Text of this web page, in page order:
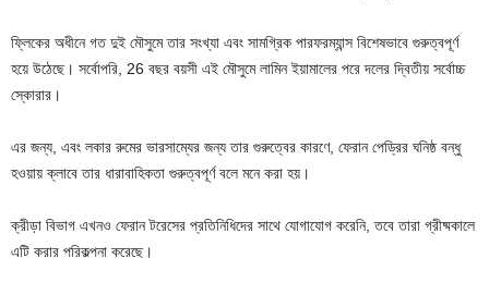
ফ্লিকের অধীনে গত দুই মৌসুমে তার সংখ্যা এবং সামগ্রিক পারফরম্যান্স বিশেষভাবে গুরুত্বপূর্ণ
হয়ে উঠেছে। সর্বোপরি, 26 বছর বয়সী এই মৌসুমে লামিন ইয়ামালের পরে দলের দ্বিতীয় সর্বোচ্চ
স্কোরার।
এর জন্য, এবং লকার রুমের ভারসাম্যের জন্য তার গুরুত্বের কারণে, ফেরান পেড্রির ঘনিষ্ঠ বন্ধু
হওয়ায় ক্লাবে তার ধারাবাহিকতা গুরুত্বপূর্ণ বলে মনে করা হয়।
ক্রীড়া বিভাগ এখনও ফেরান টরেসের প্রতিনিধিদের সাথে যোগাযোগ করেনি, তবে তারা গ্রীষ্মকালে
এটি করার পরিকল্পনা করেছে।